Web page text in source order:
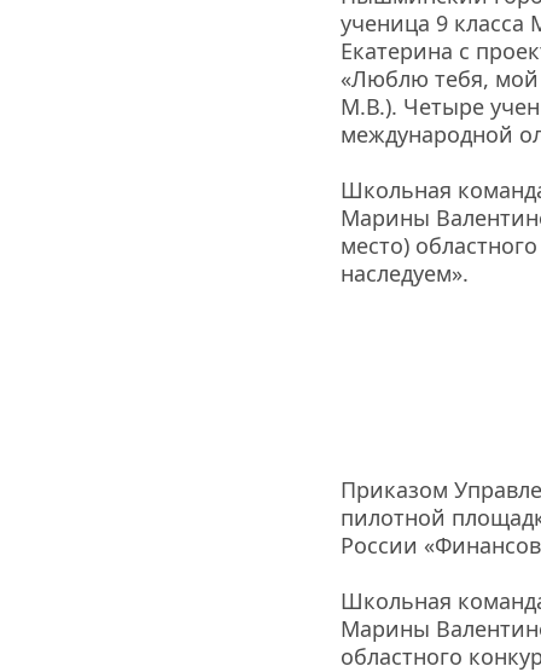
ученица 9
Екатерина с
«Люблю тебя, мой
М.В.). Четыре
международной
Школьная
Марины
место)
наследуем».
Приказом
пилотной
России
Школьная
Марины
областного